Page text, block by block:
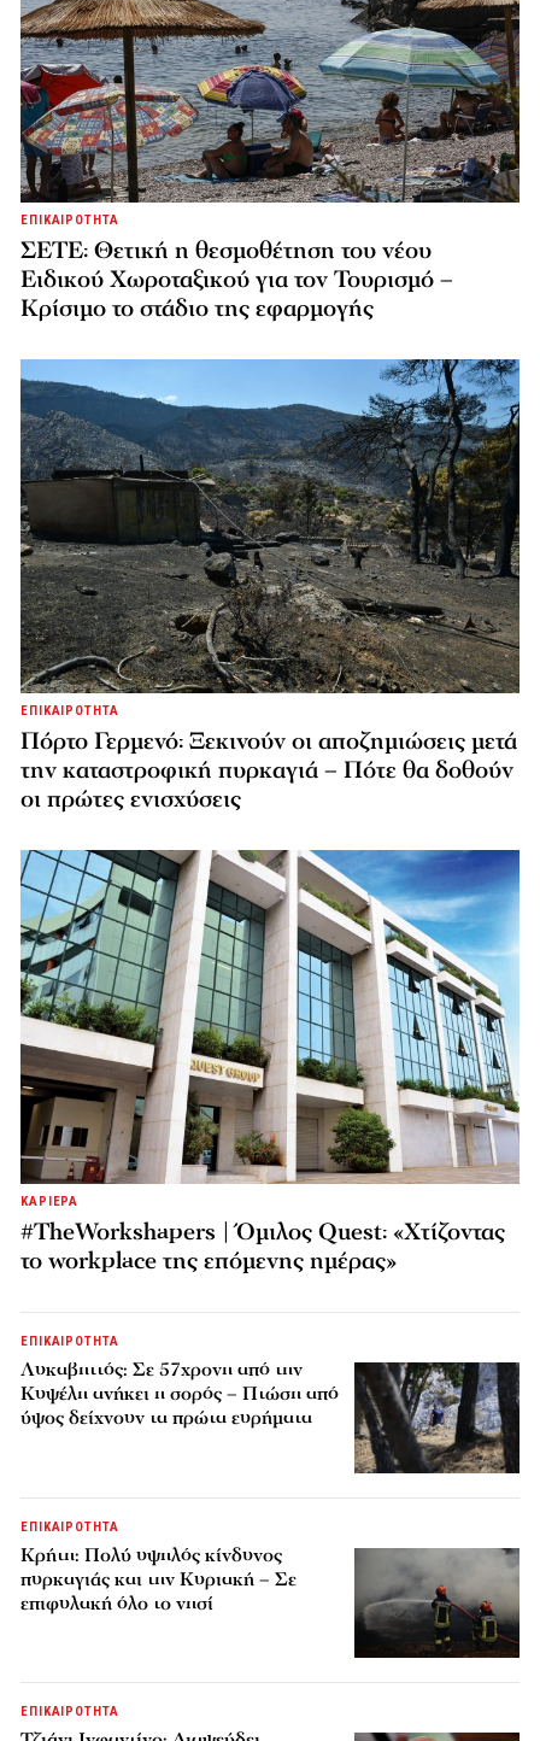
ΕΠΙΚΑΙΡΟΤΗΤΑ
ΣΕΤΕ: Θετική η θεσμοθέτηση του νέου
Ειδικού Χωροταξικού για τον Τουρισμό –
Κρίσιμο το στάδιο της εφαρμογής
ΕΠΙΚΑΙΡΟΤΗΤΑ
Πόρτο Γερμενό: Ξεκινούν οι αποζημιώσεις μετά
την καταστροφική πυρκαγιά – Πότε θα δοθούν
οι πρώτες ενισχύσεις
ΚΑΡΙΕΡΑ
#TheWorkshapers | Όμιλος Quest: «Χτίζοντας
το workplace της επόμενης ημέρας»
ΕΠΙΚΑΙΡΟΤΗΤΑ
Λυκαβηττός: Σε 57χρονη από την
Κυψέλη ανήκει η σορός – Πτώση από
ύψος δείχνουν τα πρώτα ευρήματα
ΕΠΙΚΑΙΡΟΤΗΤΑ
Κρήτη: Πολύ υψηλός κίνδυνος
πυρκαγιάς και την Κυριακή – Σε
επιφυλακή όλο το νησί
ΕΠΙΚΑΙΡΟΤΗΤΑ